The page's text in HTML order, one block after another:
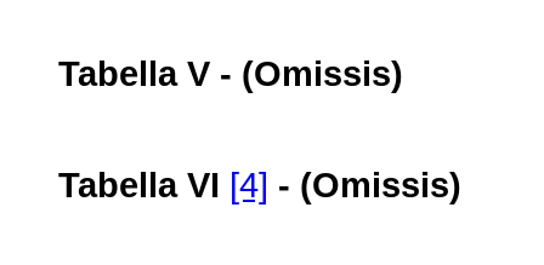
Tabella V - (Omissis)
Tabella VI [4] - (Omissis)